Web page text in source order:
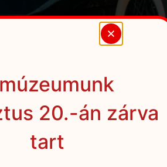
20.-án zárva
tart